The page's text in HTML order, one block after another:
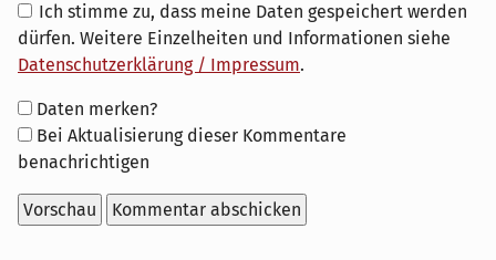
Ich stimme zu, dass meine Daten gespeichert werden
dürfen. Weitere Einzelheiten und Informationen siehe
Datenschutzerklärung / Impressum.
Formular-
Optionen
Daten merken?
Bei Aktualisierung dieser Kommentare
benachrichtigen